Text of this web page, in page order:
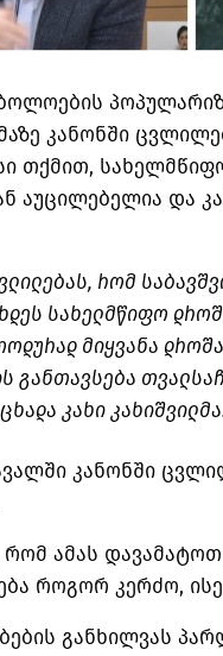
კანონში
თქმით,
აუცილებელია და
რომ
სახელმწიფო
მიყვანა
განთავსება
კახი
კანონში
ამას
როგორ კერძო, ისე
განხილვას